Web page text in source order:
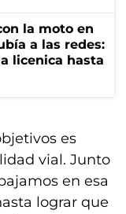
la moto en
a las redes:
licenica hasta
es
vial. Junto
en esa
lograr que